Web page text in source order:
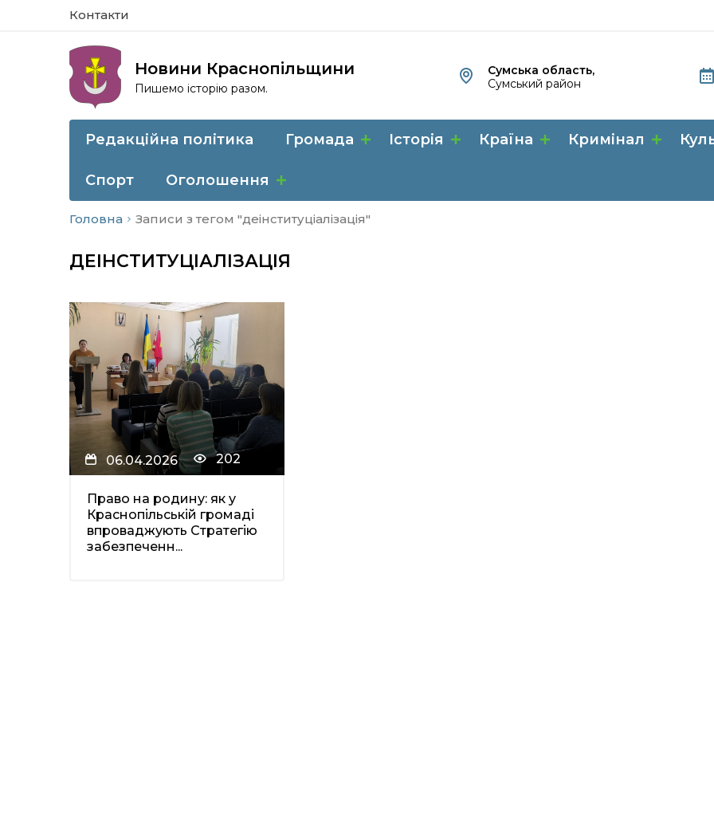
Контакти
Новини Краснопільщини
Пишемо історію разом.
Сумська область,
Сумський район
Редакційна політика Громада Історія Країна Кримінал
Спорт Оголошення
Головна Записи з тегом "деінституціалізація"
ДЕІНСТИТУЦІАЛІЗАЦІЯ
06.04.2026 202
Право на родину: як у
Краснопільській громаді
впроваджують Стратегію
забезпеченн...